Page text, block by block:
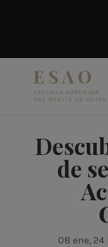
de
08 ene, 24